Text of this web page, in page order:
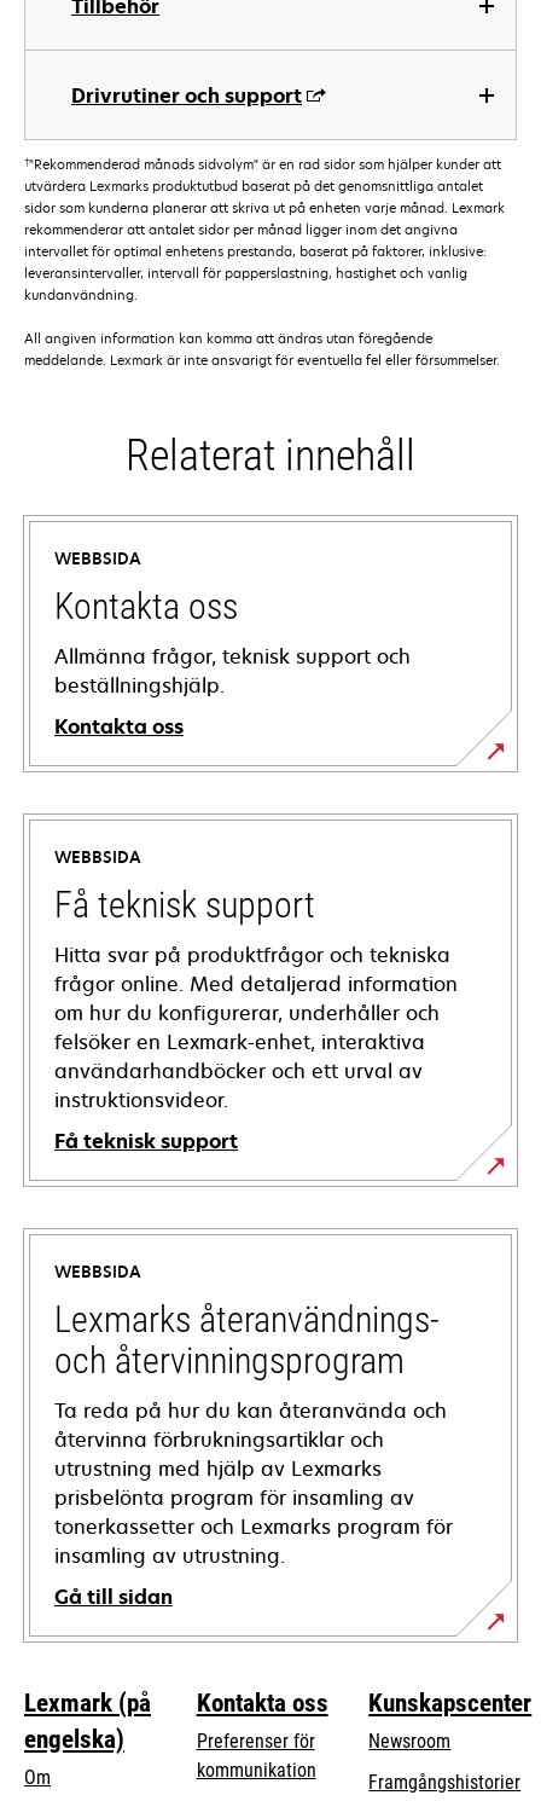
Tillbehör
Drivrutiner och support
†"Rekommenderad månads sidvolym" är en rad sidor som hjälper kunder att
utvärdera Lexmarks produktutbud baserat på det genomsnittliga antalet
sidor som kunderna planerar att skriva ut på enheten varje månad. Lexmark
rekommenderar att antalet sidor per månad ligger inom det angivna
intervallet för optimal enhetens prestanda, baserat på faktorer, inklusive:
leveransintervaller, intervall för papperslastning, hastighet och vanlig
kundanvändning.
All angiven information kan komma att ändras utan föregående
meddelande. Lexmark är inte ansvarigt för eventuella fel eller försummelser.
Relaterat innehåll
WEBBSIDA
Kontakta oss
Allmänna frågor, teknisk support och
beställningshjälp.
Kontakta oss
WEBBSIDA
Få teknisk support
Hitta svar på produktfrågor och tekniska
frågor online. Med detaljerad information
om hur du konfigurerar, underhåller och
felsöker en Lexmark-enhet, interaktiva
användarhandböcker och ett urval av
instruktionsvideor.
Få teknisk support
opens
in
new
tab
WEBBSIDA
Lexmarks återanvändnings-
och återvinningsprogram
Ta reda på hur du kan återanvända och
återvinna förbrukningsartiklar och
utrustning med hjälp av Lexmarks
prisbelönta program för insamling av
tonerkassetter och Lexmarks program för
insamling av utrustning.
Gå till sidan
Lexmark (på
engelska)
Om
Kontakta oss
Preferenser för
kommunikation
Kunskapscenter
Newsroom
Framgångshistorier